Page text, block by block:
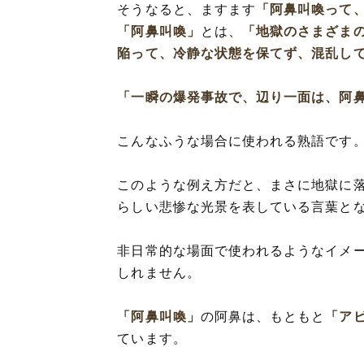
そうなると、ますます 「阿鼻叫喚って
「阿鼻叫喚」
とは、 「地獄のさまざま
陥って、冷静な状態を保てず、混乱し
「一瞬の爆発事故で、辺り一面は、阿
こんなふうな場合に使われる熟語です。
このような例え方だと、まさに地獄に
らしい悲惨な光景を表している言葉と
非日常的な場面で使われるようなイメ
しれません。
「阿鼻叫喚」 の阿鼻は、もともと 「ア
ています。